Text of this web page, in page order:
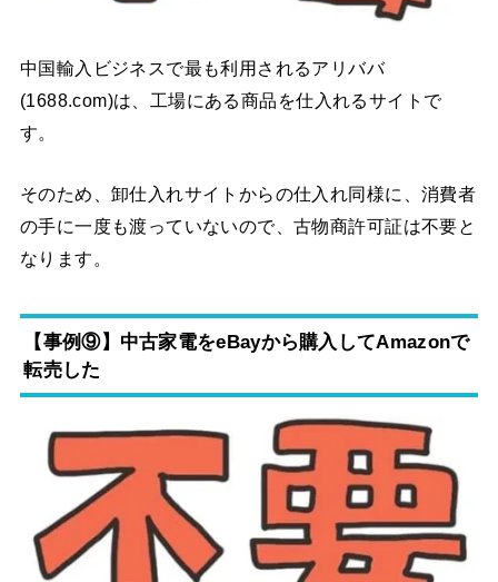
中国輸入ビジネスで最も利用されるアリババ
(1688.com)は、工場にある商品を仕入れるサイトで
す。
そのため、卸仕入れサイトからの仕入れ同様に、消費者
の手に一度も渡っていないので、古物商許可証は不要と
なります。
【事例⑨】中古家電をeBayから購入してAmazonで
転売した